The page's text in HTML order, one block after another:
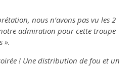
nous n’avons pas vu les 2
admiration pour cette troupe
».
! Une distribution de fou et un